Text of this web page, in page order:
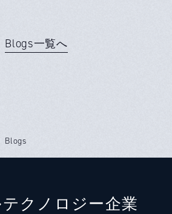
Blogs一覧へ
Blogs
クノロジー企業